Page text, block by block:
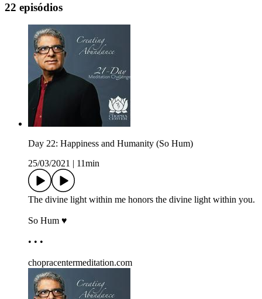
22 episódios
Day 22: Happiness and Humanity (So Hum)
25/03/2021
11min
The divine light within me honors the divine light within you.
So Hum ♥
• • •
chopracentermeditation.com